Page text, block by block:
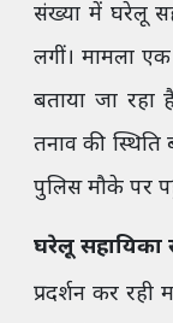
संख्या में घरेलू
लगीं। मामला
बताया जा रहा
तनाव की स्थिति
पुलिस मौके पर
घरेलू सहायिका
प्रदर्शन कर